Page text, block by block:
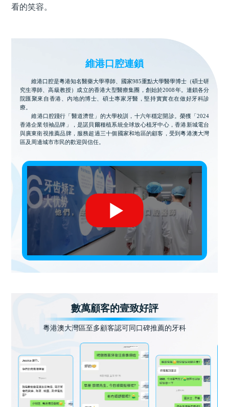
看的笑容。
維港口腔連鎖
維港口腔是粵港知名醫藥大學導師、國家985重點大學醫學博士（碩士研
究生導師、高級教授）成立的香港大型醫療集團，創始於2008年。連鎖各分
院匯聚來自香港、內地的博士、碩士專家牙醫，堅持實實在在做好牙科診
療。
維港口腔踐行「醫道濟世」的大學校訓，十六年穩定開診。榮獲「2024
香港企業領袖品牌」，是諾貝爾種植系統全球放心植牙中心，香港新城電台
與廣東衛視推薦品牌，服務超過三十個國家和地區的顧客，受到粵港澳大灣
區及周邊城市市民的歡迎與信任。
數萬顧客的壹致好評
粵港澳大灣區至多顧客認可同口碑推薦的牙科